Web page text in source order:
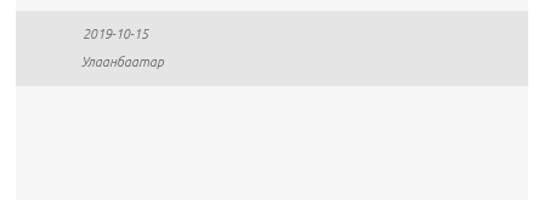
2019-10-15
Улаанбаатар